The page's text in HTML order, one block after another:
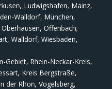
Ludwigshafen, Mainz,
Walldorf, München,
Offenbach,
Walldorf, Wiesbaden,
Gebiet, Rhein-Neckar-Kreis,
Kreis Bergstraße,
der Rhön, Vogelsberg,